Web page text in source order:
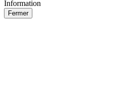
Information
Fermer